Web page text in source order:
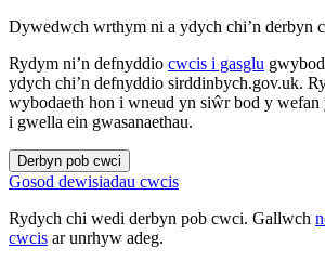
Dywedwch wrthym ni a ydych chi’n derbyn
Rydym ni’n defnyddio cwcis i gasglu
ydych chi’n defnyddio sirddinbych.gov.uk.
wybodaeth hon i wneud yn siŵr bod y wefan
i gwella ein gwasanaethau.
Derbyn pob cwci
Gosod dewisiadau cwcis
Rydych chi wedi derbyn pob cwci. Gallwch
cwcis ar unrhyw adeg.